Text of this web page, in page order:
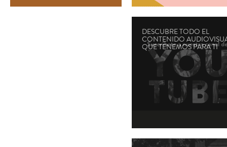
DESCUBRE TODO EL
CONTENIDO
QUE TENEMOS PARA TI